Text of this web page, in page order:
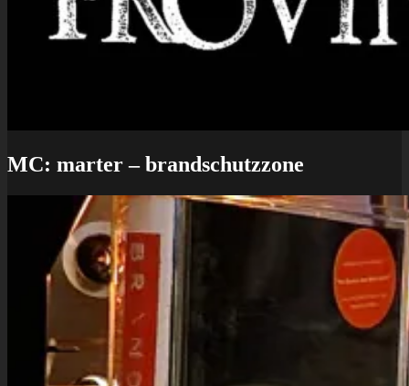
MC: marter – brandschutzzone